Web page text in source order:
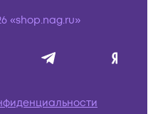
«shop.nag.ru»